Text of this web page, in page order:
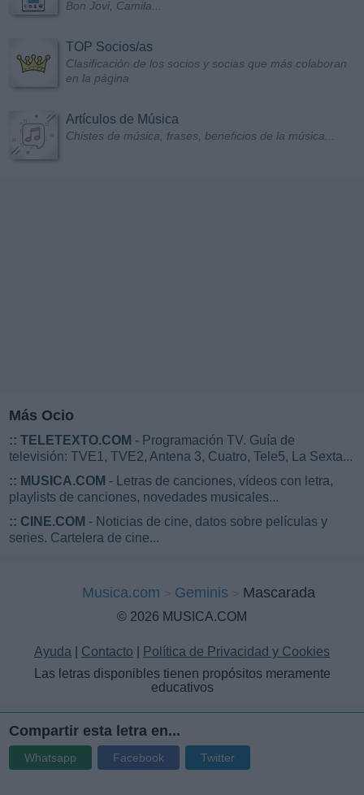
Bon Jovi, Camila...
TOP Socios/as
Clasificación de los socios y socias que más colaboran
en la página
Artículos de Música
Chistes de música, frases, beneficios de la música...
Más Ocio
:: TELETEXTO.COM - Programación TV. Guía de
televisión: TVE1, TVE2, Antena 3, Cuatro, Tele5, La Sexta...
:: MUSICA.COM - Letras de canciones, vídeos con letra,
playlists de canciones, novedades musicales...
:: CINE.COM - Noticias de cine, datos sobre películas y
series. Cartelera de cine...
Musica.com Geminis Mascarada
© 2026 MUSICA.COM
Ayuda Contacto
Política de Privacidad y Cookies
Las letras disponibles tienen propósitos meramente
educativos
Compartir esta letra en...
Whatsapp Facebook Twitter